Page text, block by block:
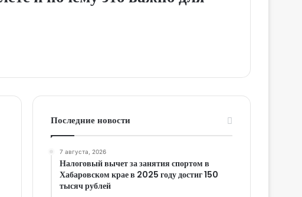
Последние новости
7 августа, 2026
Налоговый вычет за занятия спортом в
Хабаровском крае в 2025 году достиг 150
тысяч рублей